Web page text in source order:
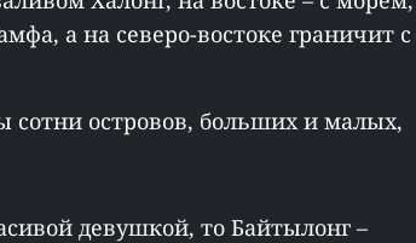
а на северо-востоке граничит с
сотни островов, больших и малых,
девушкой, то Байтылонг –